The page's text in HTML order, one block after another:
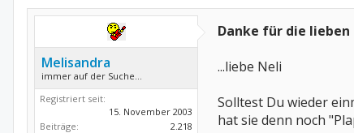
Melisandra
immer auf der Suche...
Registriert seit:
15. November 2003
Beiträge:
2.218
Danke für die lieben
...liebe Neli
Solltest Du wieder
hat sie denn noch